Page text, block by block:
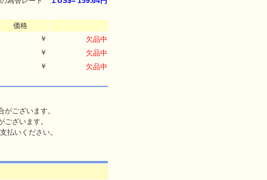
価格
￥
欠品中
￥
欠品中
￥ 欠品中
ございます。
ざいます。
払いください。